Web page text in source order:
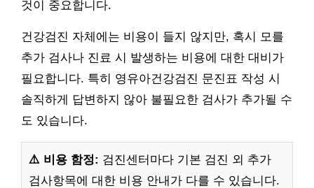
것이 중요합니다.
건강검진 자체에는 비용이 들지 않지만, 혹시 모를
추가 검사나 진료 시 발생하는 비용에 대한 대비가
필요합니다. 특히 영유아건강검진 문진표 작성 시
솔직하게 답변하지 않아 불필요한 검사가 추가될 수
도 있습니다.
⚠️ 비용 함정: 검진센터마다 기본 검진 외 추가
검사항목에 대한 비용 안내가 다를 수 있습니다.